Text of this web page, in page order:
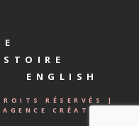
ENGLISH
RÉSERVÉS |
CRÉATIVE.